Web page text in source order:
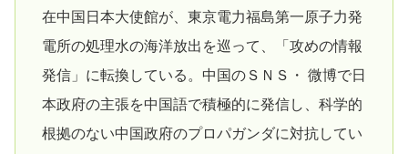
在中国日本大使館が、東京電力福島第一原子力発
電所の処理水の海洋放出を巡って、「攻めの情報
発信」に転換している。中国のＳＮＳ・ 微博で日
本政府の主張を中国語で積極的に発信し、科学的
根拠のない中国政府のプロパガンダに対抗してい